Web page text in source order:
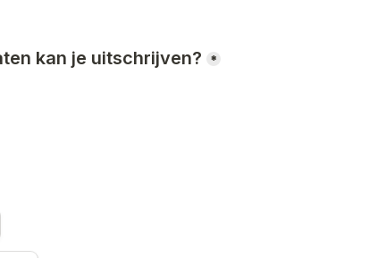
kan je uitschrijven? *